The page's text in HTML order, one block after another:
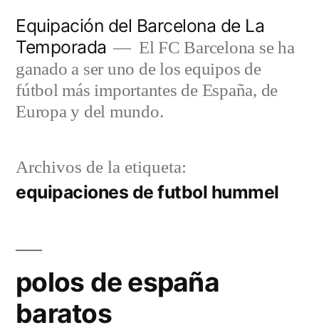
contenido
Equipación del Barcelona de La
Temporada
El FC Barcelona se ha
ganado a ser uno de los equipos de
fútbol más importantes de España, de
Europa y del mundo.
Archivos de la etiqueta:
equipaciones de futbol hummel
polos de españa
baratos